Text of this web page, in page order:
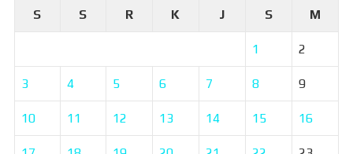
S
S R K J S M
1 2
3 4 5 6 7 8 9
10 11 12 13 14 15 16